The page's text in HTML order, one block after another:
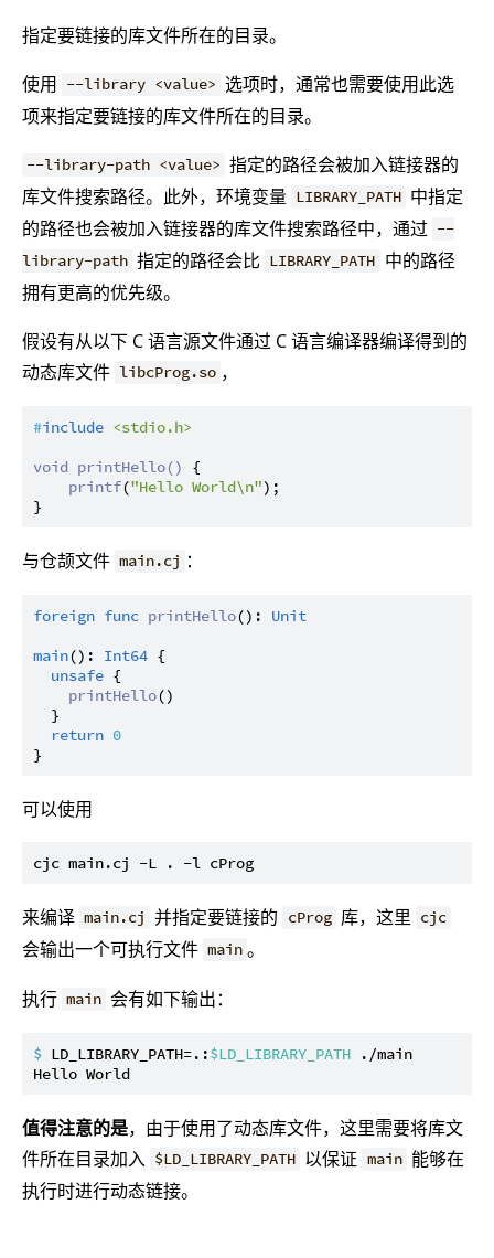
指定要链接的库文件所在的目录。
使用 --library <value> 选项时，通常也需要使用此选
项来指定要链接的库文件所在的目录。
--library-path <value> 指定的路径会被加入链接器的
库文件搜索路径。此外，环境变量 LIBRARY_PATH 中指定
的路径也会被加入链接器的库文件搜索路径中，通过 --
library-path 指定的路径会比 LIBRARY_PATH 中的路径
拥有更高的优先级。
假设有从以下 C 语言源文件通过 C 语言编译器编译得到的
动态库文件 libcProg.so ，
#include <stdio.h>
void printHello()
{
printf("Hello World\n");
与仓颉文件 main.cj ：
foreign func printHello(): Unit
main(): Int64 {
unsafe {
printHello()
  }
return 0
可以使用
来编译 main.cj 并指定要链接的 cProg 库，这里 cjc
会输出一个可执行文件 main 。
执行 main 会有如下输出：
$ LD_LIBRARY_PATH=.:$LD_LIBRARY_PATH ./main
值得注意的是，由于使用了动态库文件，这里需要将库文
件所在目录加入 $LD_LIBRARY_PATH 以保证 main 能够在
执行时进行动态链接。